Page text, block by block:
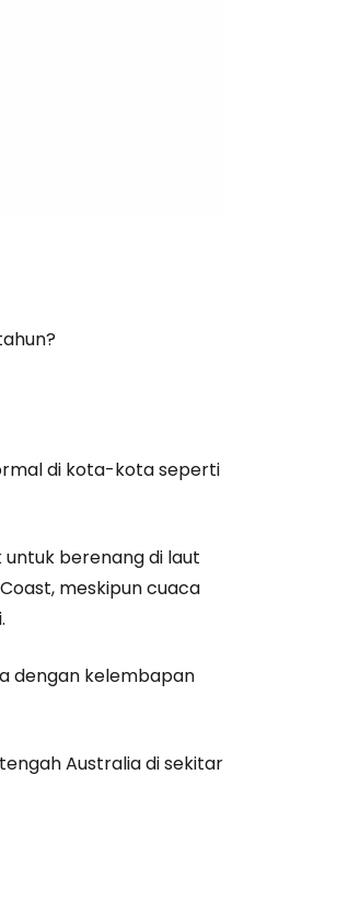
di kota-kota seperti
untuk berenang di laut
meskipun cuaca
dengan kelembapan
Australia di sekitar